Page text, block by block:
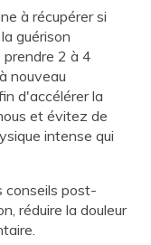
à récupérer si
guérison
2 à 4
nouveau
d'accélérer la
et évitez de
intense qui
conseils post-
réduire la douleur